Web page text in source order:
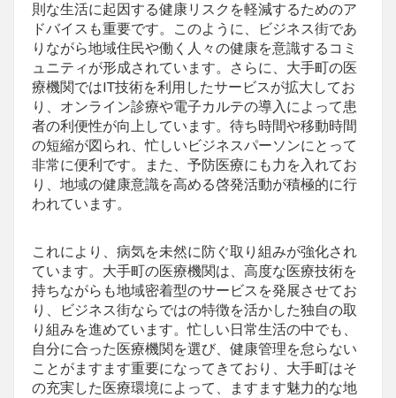
則な生活に起因する健康リスクを軽減するためのア
ドバイスも重要です。このように、ビジネス街であ
りながら地域住民や働く人々の健康を意識するコミ
ュニティが形成されています。さらに、大手町の医
療機関ではIT技術を利用したサービスが拡大してお
り、オンライン診療や電子カルテの導入によって患
者の利便性が向上しています。待ち時間や移動時間
の短縮が図られ、忙しいビジネスパーソンにとって
非常に便利です。また、予防医療にも力を入れてお
り、地域の健康意識を高める啓発活動が積極的に行
われています。
これにより、病気を未然に防ぐ取り組みが強化され
ています。大手町の医療機関は、高度な医療技術を
持ちながらも地域密着型のサービスを発展させてお
り、ビジネス街ならではの特徴を活かした独自の取
り組みを進めています。忙しい日常生活の中でも、
自分に合った医療機関を選び、健康管理を怠らない
ことがますます重要になってきており、大手町はそ
の充実した医療環境によって、ますます魅力的な地